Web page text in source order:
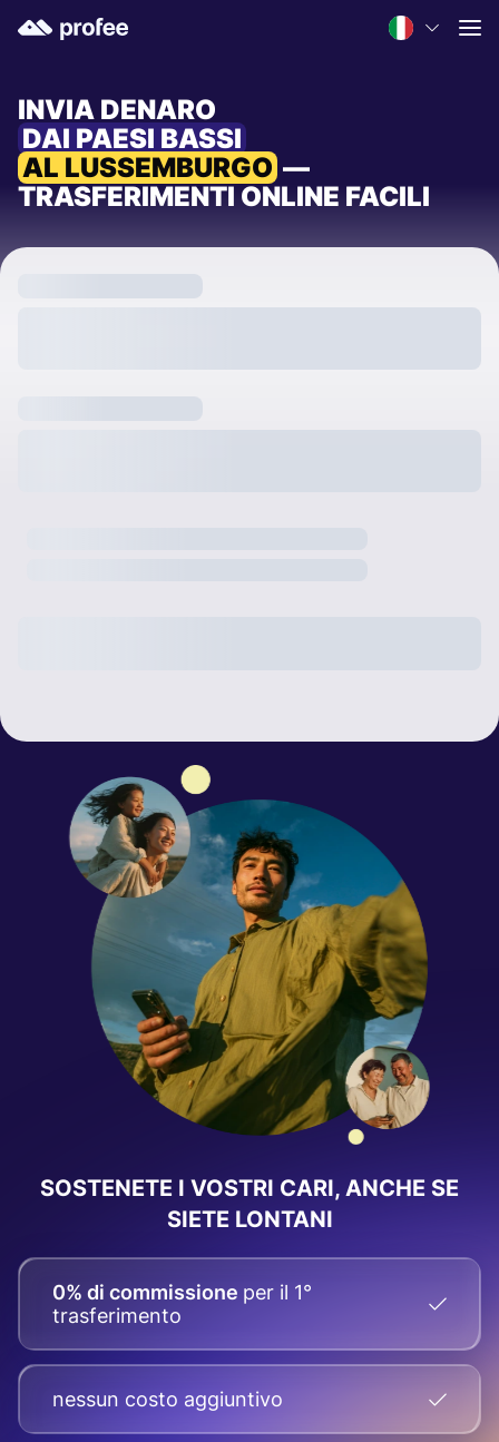
INVIA DENARO
DAI PAESI BASSI
AL LUSSEMBURGO —
TRASFERIMENTI ONLINE FACILI
SOSTENETE I VOSTRI CARI, ANCHE SE
SIETE LONTANI
0% di commissione per il 1°
trasferimento
nessun costo aggiuntivo